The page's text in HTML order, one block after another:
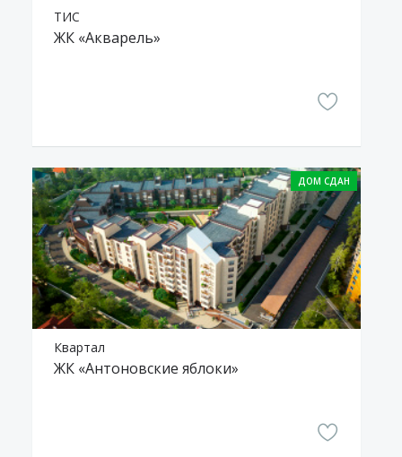
ТИС
ЖК «Акварель»
Квартал
ЖК «Антоновские яблоки»